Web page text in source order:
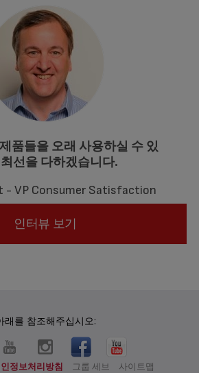
품들을 오래 사용하실 수 있
선을 다하겠습니다.
- VP Consumer Satisfaction
인터뷰 보기
래를 참조해주십시오:
정보처리방침 그룹 세브 사이트맵